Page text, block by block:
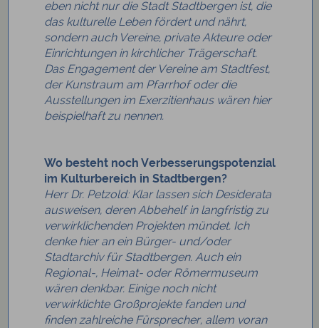
eben nicht nur die Stadt Stadtbergen ist, die
das kulturelle Leben fördert und nährt,
sondern auch Vereine, private Akteure oder
Einrichtungen in kirchlicher Trägerschaft.
Das Engagement der Vereine am Stadtfest,
der Kunstraum am Pfarrhof oder die
Ausstellungen im Exerzitienhaus wären hier
beispielhaft zu nennen.
Wo besteht noch Verbesserungspotenzial
im Kulturbereich in Stadtbergen?
Herr Dr. Petzold: Klar lassen sich Desiderata
ausweisen, deren Abbehelf in langfristig zu
verwirklichenden Projekten mündet. Ich
denke hier an ein Bürger- und/oder
Stadtarchiv für Stadtbergen. Auch ein
Regional-, Heimat- oder Römermuseum
wären denkbar. Einige noch nicht
verwirklichte Großprojekte fanden und
finden zahlreiche Fürsprecher, allem voran